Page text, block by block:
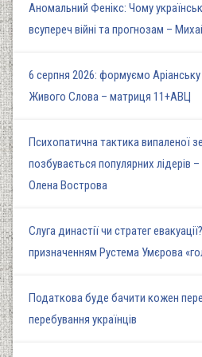
Аномальний Фенікс: Чому
всупереч війні та прогнозам –
6 серпня 2026: формуємо
Живого Слова – матриця 11+АВЦ
Психопатична тактика випаленої
позбувається популярних лідерів
Олена Вострова
Слуга династії чи стратег
призначенням Рустема Умєрова
Податкова буде бачити кожен
перебування українців